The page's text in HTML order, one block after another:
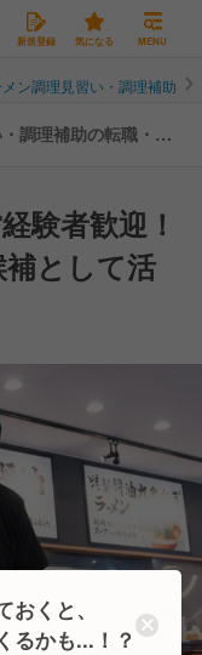
新規登録 気になる MENU
ン調理見習い・調理補助
調理補助の転職・求
験者歓迎！
として活
くと、
るかも...！？